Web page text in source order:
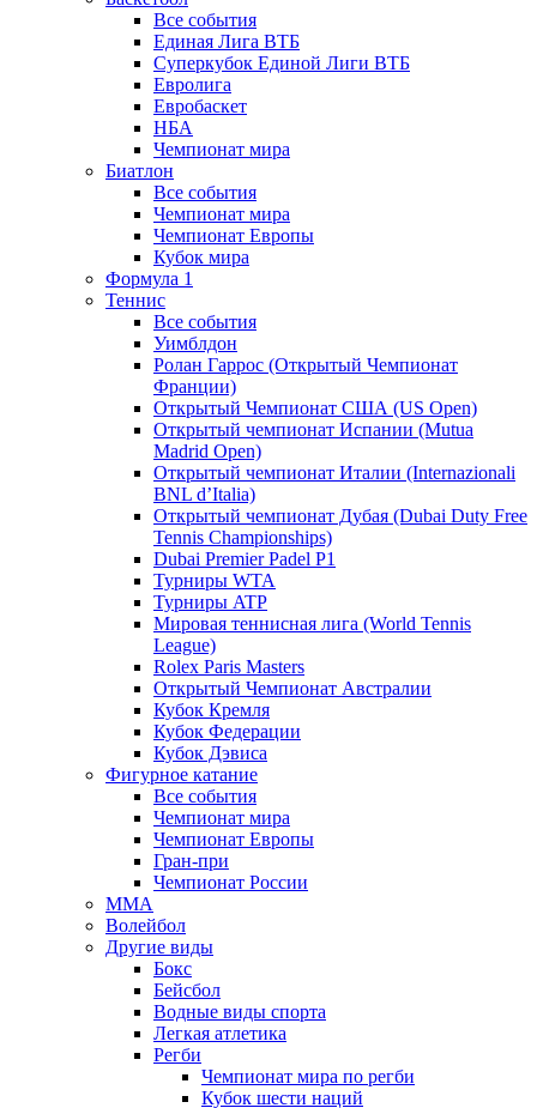
Все события
Единая Лига ВТБ
Суперкубок Единой Лиги ВТБ
Евролига
Евробаскет
НБА
Чемпионат мира
Биатлон
Все события
Чемпионат мира
Чемпионат Европы
Кубок мира
Формула 1
Теннис
Все события
Уимблдон
Ролан Гаррос (Открытый Чемпионат
Франции)
Открытый Чемпионат США (US Open)
Открытый чемпионат Испании (Mutua
Madrid Open)
Открытый чемпионат Италии (Internazionali
BNL d’Italia)
Открытый чемпионат Дубая (Dubai Duty Free
Tennis Championships)
Dubai Premier Padel P1
Турниры WTA
Турниры ATP
Мировая теннисная лига (World Tennis
League)
Rolex Paris Masters
Открытый Чемпионат Австралии
Кубок Кремля
Кубок Федерации
Кубок Дэвиса
Фигурное катание
Все события
Чемпионат мира
Чемпионат Европы
Гран-при
Чемпионат России
MMA
Волейбол
Другие виды
Бокс
Бейсбол
Водные виды спорта
Легкая атлетика
Регби
Чемпионат мира по регби
Кубок шести наций